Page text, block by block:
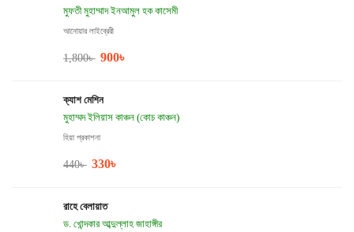
মুফতী মুহাম্মাদ ইনআমুল হক কাসেমী
আনোয়ার লাইব্রেরী
1,800৳ 900৳
ক্যাশ মেশিন
মুহাম্মদ ইলিয়াস কাঞ্চন (কোচ কাঞ্চন)
হিয়া প্রকাশনা
440৳ 330৳
রাহে বেলায়াত
ড. খোন্দকার আব্দুল্লাহ জাহাঙ্গীর